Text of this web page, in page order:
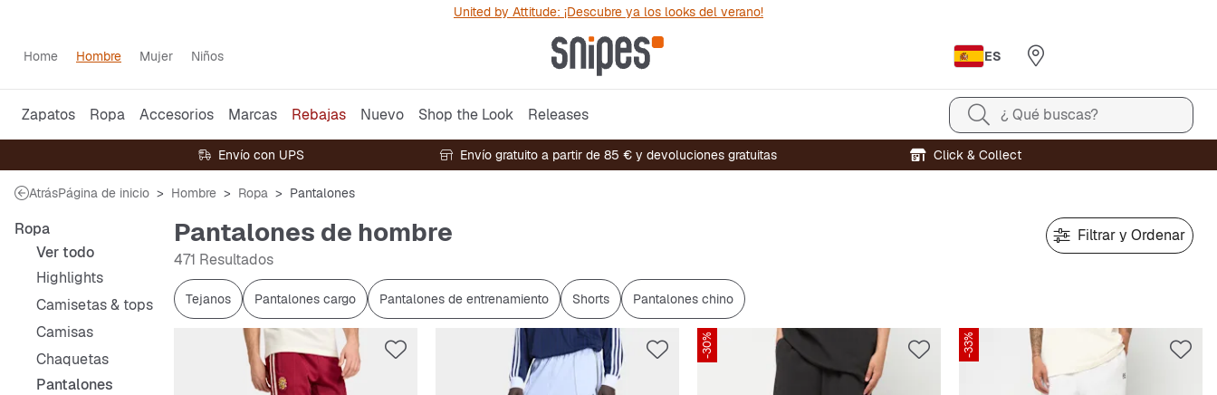
United by Attitude: ¡Descubre ya los looks del verano!
Home Hombre Mujer Niños ES
Zapatos Ropa Accesorios Marcas Rebajas Nuevo Shop the Look Releases ¿ Qué buscas?
Envío con UPS Envío gratuito a partir de 85 € y devoluciones gratuitas Click & Collect
AtrásPágina de inicio Hombre Ropa Pantalones
Ropa
Ver todo
Highlights
Camisetas & tops
Camisas
Chaquetas
Pantalones
Pantalones de hombre
471 Resultados
Filtrar y Ordenar
Tejanos Pantalones cargo Pantalones de entrenamiento Shorts Pantalones chino
-30% -33%